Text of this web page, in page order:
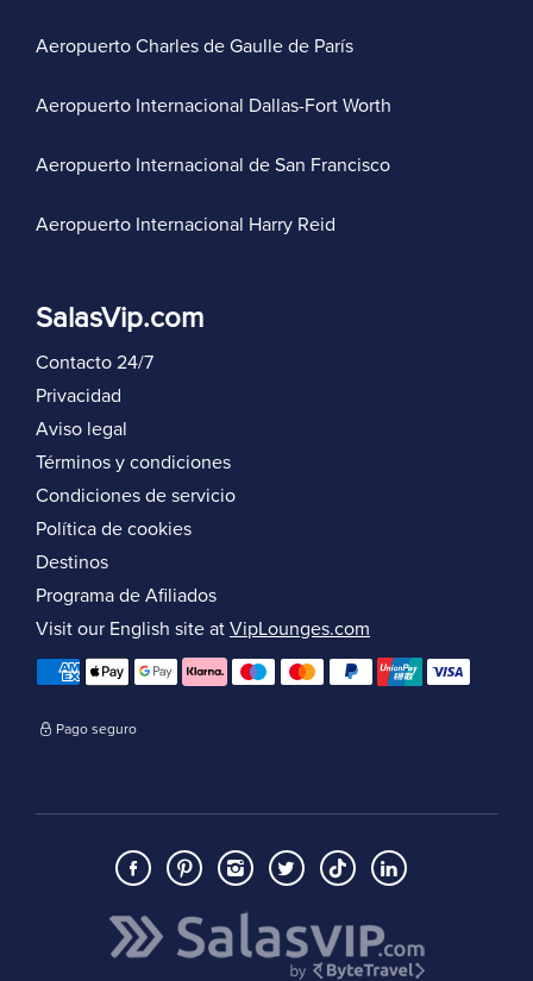
Aeropuerto Charles de Gaulle de París
Aeropuerto Internacional Dallas-Fort Worth
Aeropuerto Internacional de San Francisco
Aeropuerto Internacional Harry Reid
SalasVip.com
Contacto 24/7
Privacidad
Aviso legal
Términos y condiciones
Condiciones de servicio
Política de cookies
Destinos
Programa de Afiliados
Visit our English site at VipLounges.com
Pago seguro